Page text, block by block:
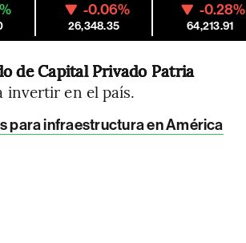
-0.06%
26,348.35
-0.28%
64,213.91
de Capital Privado Patria
invertir en el país.
para infraestructura en América